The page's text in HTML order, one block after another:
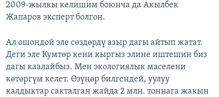
2009-жылкы келишим боюнча да Акылбек
Жапаров эксперт болгон.
Ал ошондой эле сөздөрдү азыр дагы айтып жатат.
Деги эле Кумтөр кени кыргыз элине иштешин биз
дагы каалайбыз. Мен экологиялык маселени
көтөргүм келет. Өзүңөр билгендей, уулуу
калдыктар сакталган жайда 2 млн. тоннага жакын